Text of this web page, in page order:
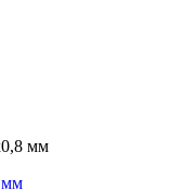
мм